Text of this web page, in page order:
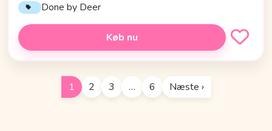
Done by Deer
Køb nu
1 2 3 … 6 Næste ›